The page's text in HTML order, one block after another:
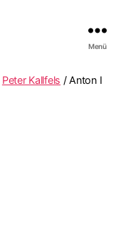
Menü
Peter Kallfels / Anton I